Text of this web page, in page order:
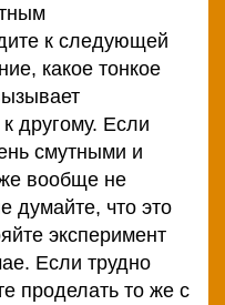
к следующей
какое тонкое
другому. Если
смутными и
вообще не
думайте, что это
эксперимент
Если трудно
проделать то же с